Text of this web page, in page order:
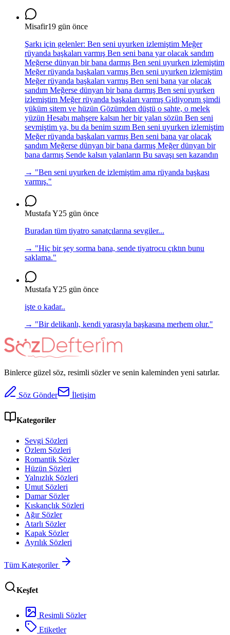
Misafir19 gün önce
Şarkı için gelenler: Ben seni uyurken izlemiştim Meğer
rüyanda başkaları varmış Ben seni bana yar olacak sandım
Meğerse dünyan bir bana darmış Ben seni uyurken izlemiştim
Meğer rüyanda başkaları varmış Ben seni uyurken izlemiştim
Meğer rüyanda başkaları varmış Ben seni bana yar olacak
sandım Meğerse dünyan bir bana darmış Ben seni uyurken
izlemiştim Meğer rüyanda başkaları varmış Gidiyorum şimdi
yüküm sitem ve hüzün Gözümden düştü o sahte, o melek
yüzün Hesabı mahşere kalsın her bir yalan sözün Ben seni
sevmiştim ya, bu da benim sızım Ben seni uyurken izlemiştim
Meğer rüyanda başkaları varmış Ben seni bana yar olacak
sandım Meğerse dünyan bir bana darmış Meğer dünyan bir
bana darmış Sende kalsın yalanların Bu savaşı sen kazandın
→ "Ben seni uyurken de izlemiştim ama rüyanda başkası
varmış."
Mustafa Y25 gün önce
Buradan tüm tiyatro sanatçılarına sevgiler...
→ "Hiç bir şey sorma bana, sende tiyatrocu çıktın bunu
saklama."
Mustafa Y25 gün önce
işte o kadar..
→ "Bir delikanlı, kendi yarasıyla başkasına merhem olur."
Binlerce güzel söz, resimli sözler ve senin kaleminden yeni satırlar.
Söz Gönder İletişim
Kategoriler
Sevgi Sözleri
Özlem Sözleri
Romantik Sözler
Hüzün Sözleri
Yalnızlık Sözleri
Umut Sözleri
Damar Sözler
Kıskançlık Sözleri
Ağır Sözler
Atarlı Sözler
Kapak Sözler
Ayrılık Sözleri
Tüm Kategoriler
Keşfet
Resimli Sözler
Etiketler